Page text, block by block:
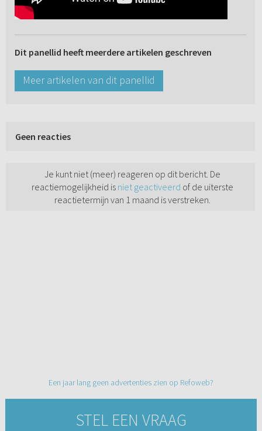
Dit panellid heeft meerdere artikelen geschreven
Meer artikelen van dit panellid
Geen reacties
Je kunt niet (meer) reageren op dit bericht. De
reactiemogelijkheid is niet geactiveerd of de uiterste
reactietermijn van 1 maand is verstreken.
Een jaar lang geen advertenties zien op Refoweb?
STEL EEN VRAAG